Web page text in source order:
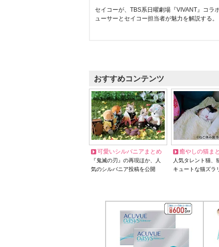
セイコーが、TBS系日曜劇場『VIVANT』コラ
ューサーとセイコー担当者が魅力を解説する。
おすすめコンテンツ
可愛いシルバニアまとめ
『鬼滅の刃』の再現ほか、人
気のシルバニア投稿を公開
癒やしの猫ま
人気タレント猫
キュートな猫ズラ